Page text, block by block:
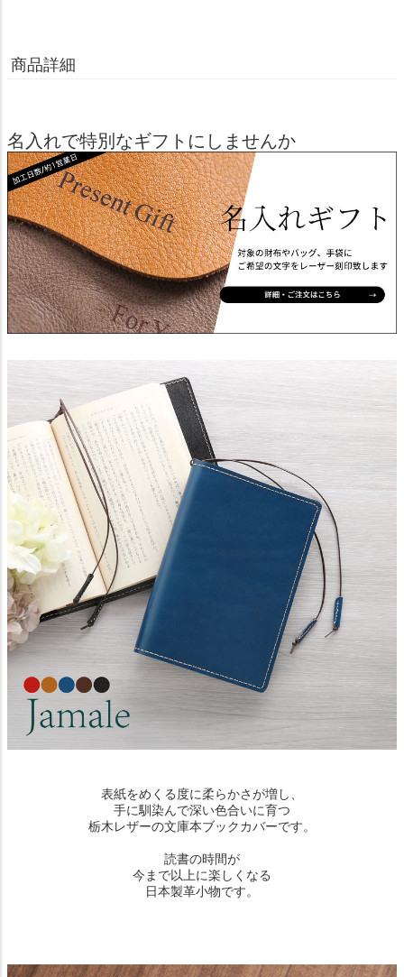
商品詳細
名入れで特別なギフトにしませんか
表紙をめくる度に柔らかさが増し、
手に馴染んで深い色合いに育つ
栃木レザーの文庫本ブックカバーです。
読書の時間が
今まで以上に楽しくなる
日本製革小物です。